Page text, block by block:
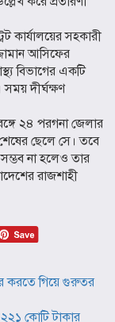
কার্যালয়ের সহকারী
আসিফের
বিভাগের একটি
দীর্ঘক্ষণ
২৪ পরগনা জেলার
ছেলে সে। তবে
না হলেও তার
রাজশাহী
করতে গিয়ে গুরুতর
২২১ কোটি টাকার